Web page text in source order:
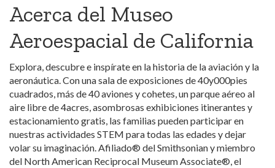
Acerca del Museo
Aeroespacial de California
Explora, descubre e inspírate en la historia de la aviación y la
aeronáutica. Con una sala de exposiciones de 40y000pies
cuadrados, más de 40 aviones y cohetes, un parque aéreo al
aire libre de 4acres, asombrosas exhibiciones itinerantes y
estacionamiento gratis, las familias pueden participar en
nuestras actividades STEM para todas las edades y dejar
volar su imaginación. Afiliado® del Smithsonian y miembro
del North American Reciprocal Museum Associate®, el